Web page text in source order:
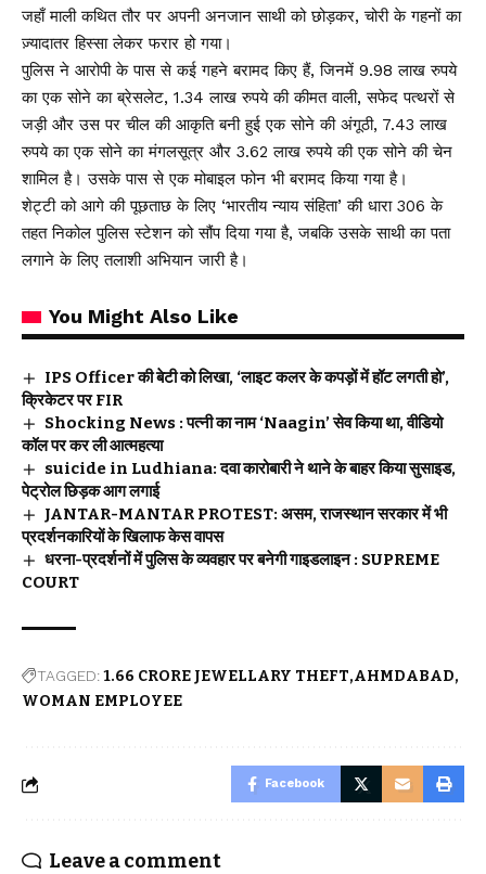
जहाँ माली कथित तौर पर अपनी अनजान साथी को छोड़कर, चोरी के गहनों का
ज़्यादातर हिस्सा लेकर फरार हो गया।
पुलिस ने आरोपी के पास से कई गहने बरामद किए हैं, जिनमें 9.98 लाख रुपये
का एक सोने का ब्रेसलेट, 1.34 लाख रुपये की कीमत वाली, सफेद पत्थरों से
जड़ी और उस पर चील की आकृति बनी हुई एक सोने की अंगूठी, 7.43 लाख
रुपये का एक सोने का मंगलसूत्र और 3.62 लाख रुपये की एक सोने की चेन
शामिल है। उसके पास से एक मोबाइल फोन भी बरामद किया गया है।
शेट्टी को आगे की पूछताछ के लिए ‘भारतीय न्याय संहिता’ की धारा 306 के
तहत निकोल पुलिस स्टेशन को सौंप दिया गया है, जबकि उसके साथी का पता
लगाने के लिए तलाशी अभियान जारी है।
You Might Also Like
IPS Officer की बेटी को लिखा, ‘लाइट कलर के कपड़ों में हॉट लगती हो’,
क्रिकेटर पर FIR
Shocking News : पत्नी का नाम ‘Naagin’ सेव किया था, वीडियो
कॉल पर कर ली आत्महत्या
suicide in Ludhiana: दवा कारोबारी ने थाने के बाहर किया सुसाइड,
पेट्रोल छिड़क आग लगाई
JANTAR-MANTAR PROTEST: असम, राजस्थान सरकार में भी
प्रदर्शनकारियों के खिलाफ केस वापस
धरना-प्रदर्शनों में पुलिस के व्यवहार पर बनेगी गाइडलाइन : SUPREME
COURT
TAGGED:1.66 CRORE JEWELLARY THEFT AHMDABAD
WOMAN EMPLOYEE
Facebook
Leave a comment